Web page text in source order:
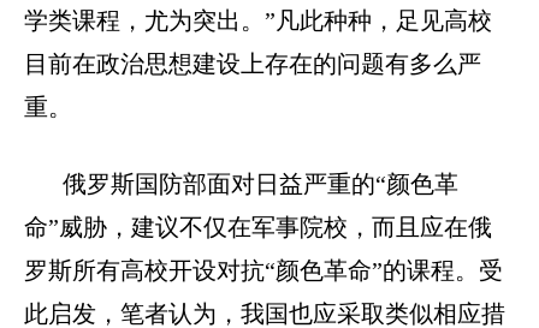
学类课程，尤为突出。”凡此种种，足见高校
目前在政治思想建设上存在的问题有多么严
重。
俄罗斯国防部面对日益严重的“颜色革
命”威胁，建议不仅在军事院校，而且应在俄
罗斯所有高校开设对抗“颜色革命”的课程。受
此启发，笔者认为，我国也应采取类似相应措